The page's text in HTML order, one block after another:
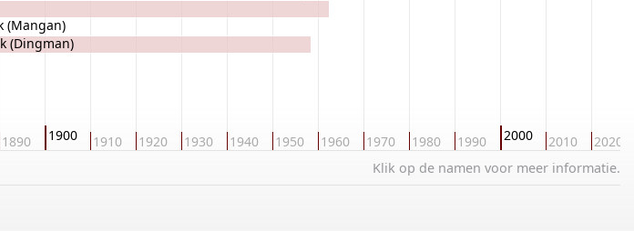
1890 1900 1910 1920 1930 1940 1950 1960 1970 1980 1990 2000 2010 2020
(Mangan)
(Dingman)
Klik op de namen voor meer informatie.